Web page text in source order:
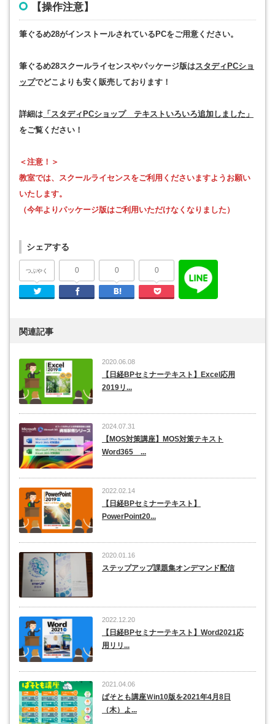
【操作注意】
筆ぐるめ28がインストールされているPCをご用意ください。
筆ぐるめ28スクールライセンスやパッケージ版はスタディPCショ
ップでどこよりも安く販売しております！
詳細は 「スタディPCショップ テキストいろいろ追加しました」
をご覧ください！
＜注意！＞
教室では、スクールライセンスをご利用くださいますようお願い
いたします。
（今年よりパッケージ版はご利用いただけなくなりました）
シェアする
つぶやく
Twitter
0
Facebook
0
はてなブックマーク
0
Pocket
関連記事
2020.06.08
【日経BPセミナーテキスト】Excel応用
2019リ...
2024.07.31
【MOS対策講座】MOS対策テキスト
Word365 ...
2022.02.14
【日経BPセミナーテキスト】
PowerPoint20...
2020.01.16
ステップアップ課題集オンデマンド配信
2022.12.20
【日経BPセミナーテキスト】Word2021応
用リリ...
2021.04.06
ぱそとも講座Ｗin10版を2021年4月8日
（木）よ...